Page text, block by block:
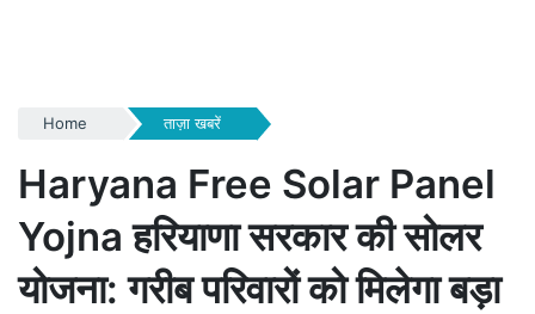
Home ताज़ा खबरें
Haryana Free Solar Panel
Yojna हरियाणा सरकार की सोलर
योजना: गरीब परिवारों को मिलेगा बड़ा